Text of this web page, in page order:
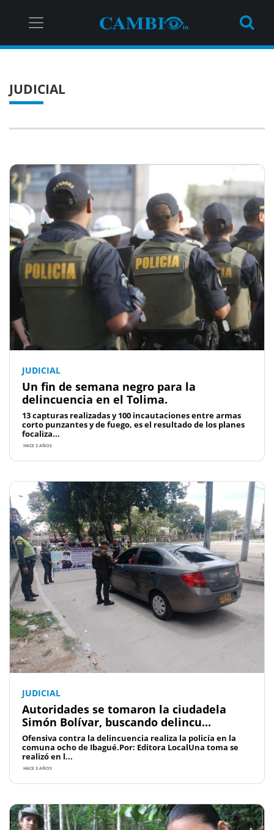
JUDICIAL
JUDICIAL
Un fin de semana negro para la
delincuencia en el Tolima.
13 capturas realizadas y 100 incautaciones entre armas
corto punzantes y de fuego, es el resultado de los planes
focaliza...
HACE 3 AÑOS
JUDICIAL
Autoridades se tomaron la ciudadela
Simón Bolívar, buscando delincu...
Ofensiva contra la delincuencia realiza la policía en la
comuna ocho de Ibagué.Por: Editora LocalUna toma se
realizó en l...
HACE 3 AÑOS